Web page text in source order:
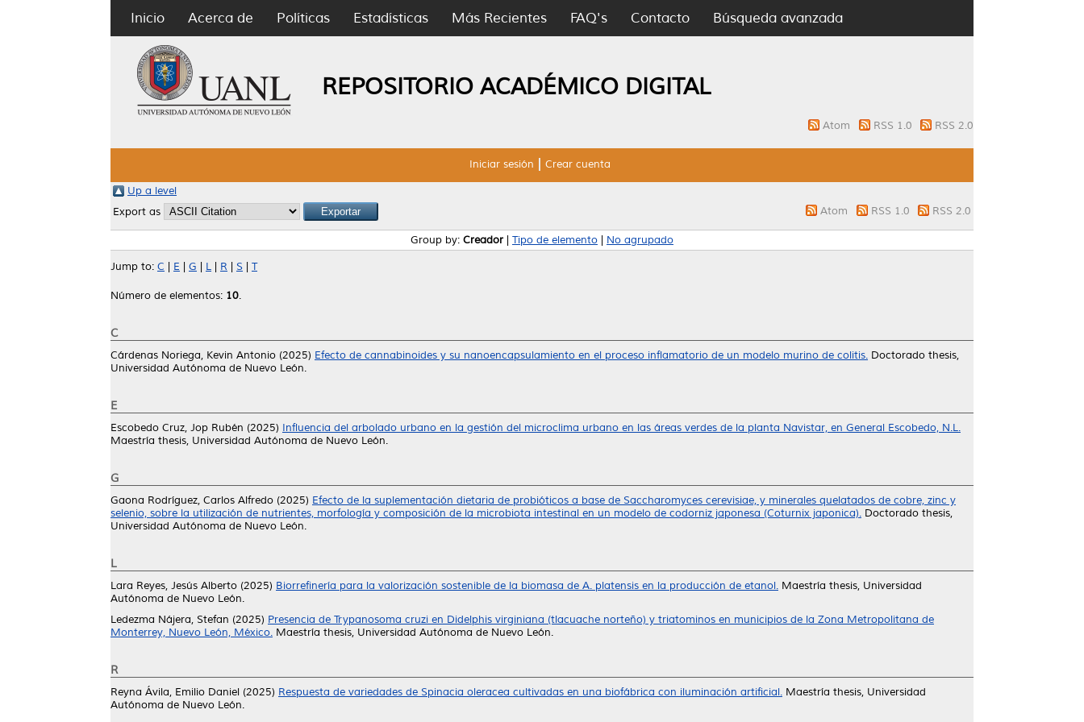
Inicio Acerca de Políticas Estadísticas Más Recientes FAQ's Contacto Búsqueda avanzada
REPOSITORIO ACADÉMICO DIGITAL
Atom RSS 1.0 RSS 2.0
Iniciar sesión Crear cuenta
Up a level
Export as
Atom RSS 1.0 RSS 2.0
Group by: Creador Tipo de elemento No agrupado
Jump to: C E G L R S T
Número de elementos: 10.
C
Cárdenas Noriega, Kevin Antonio (2025) Efecto de cannabinoides y su nanoencapsulamiento en el proceso inflamatorio de un modelo murino de colitis. Doctorado thesis,
Universidad Autónoma de Nuevo León.
E
Escobedo Cruz, Jop Rubén (2025) Influencia del arbolado urbano en la gestión del microclima urbano en las áreas verdes de la planta Navistar, en General Escobedo, N.L.
Maestría thesis, Universidad Autónoma de Nuevo León.
G
Gaona Rodríguez, Carlos Alfredo (2025) Efecto de la suplementación dietaria de probióticos a base de Saccharomyces cerevisiae, y minerales quelatados de cobre, zinc y
selenio, sobre la utilización de nutrientes, morfología y composición de la microbiota intestinal en un modelo de codorniz japonesa (Coturnix japonica). Doctorado thesis,
Universidad Autónoma de Nuevo León.
L
Lara Reyes, Jesús Alberto (2025) Biorrefinería para la valorización sostenible de la biomasa de A. platensis en la producción de etanol. Maestría thesis, Universidad
Autónoma de Nuevo León.
Ledezma Nájera, Stefan (2025) Presencia de Trypanosoma cruzi en Didelphis virginiana (tlacuache norteño) y triatominos en municipios de la Zona Metropolitana de
Monterrey, Nuevo León, México. Maestría thesis, Universidad Autónoma de Nuevo León.
R
Reyna Ávila, Emilio Daniel (2025) Respuesta de variedades de Spinacia oleracea cultivadas en una biofábrica con iluminación artificial. Maestría thesis, Universidad
Autónoma de Nuevo León.